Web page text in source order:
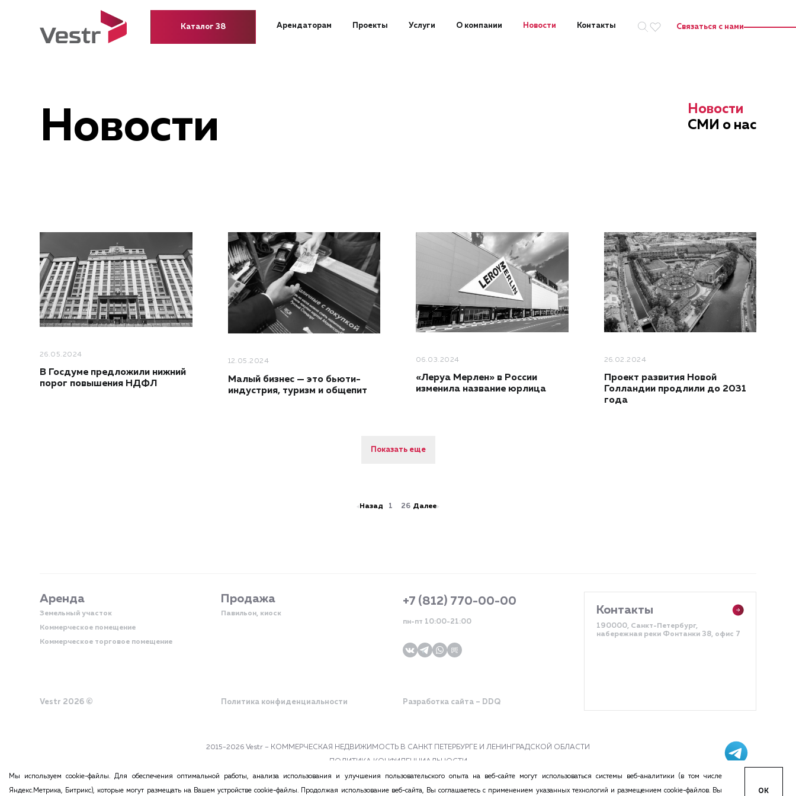
Каталог 38 Арендаторам Проекты Услуги О компании Новости Контакты
Искать на сайте
Связаться с нами
Новости
Новости
СМИ о нас
26.05.2024
В Госдуме предложили нижний
порог повышения НДФЛ
12.05.2024
Малый бизнес — это бьюти-
индустрия, туризм и общепит
06.03.2024
«Леруа Мерлен» в России
изменила название юрлица
26.02.2024
Проект развития Новой
Голландии продлили до 2031
года
Показать еще
Назад 1 26 Далее
Аренда
Земельный участок
Коммерческое помещение
Коммерческое торговое помещение
Продажа
Павильон, киоск
+7 (812) 770-00-00
пн-пт 10:00-21:00
Контакты
190000, Санкт-Петербург,
набережная реки Фонтанки 38, офис 7
Vestr 2026 © Политика конфиденциальности Разработка сайта – DDQ
2015-2026 Vestr – КОММЕРЧЕСКАЯ НЕДВИЖИМОСТЬ В САНКТ ПЕТЕРБУРГЕ И ЛЕНИНГРАДСКОЙ ОБЛАСТИ
ПОЛИТИКА КОНФИДЕНЦИАЛЬНОСТИ
Вся информация, размещенная на данном сайте, ни при каких обстоятельствах не может признаваться публичной офертой в соответствии с п.2 ст.437 Гражданского кодекса РФ. Копирование и воспроизведение
материалов этого сайта возможна только с согласия администрации сайта. Все ссылки на иностранные валюты приведены исключительно для удобства восприятия информации п.2 ст.437 ГК РФ.
Мы используем cookie-файлы. Для обеспечения оптимальной работы, анализа использования и улучшения пользовательского опыта на веб-сайте могут использоваться системы веб-аналитики (в том числе
Яндекс.Метрика, Битрикс), которые могут размещать на Вашем устройстве cookie-файлы. Продолжая использование веб-сайта, Вы соглашаетесь с применением указанных технологий и размещением cookie-файлов. Вы ОК